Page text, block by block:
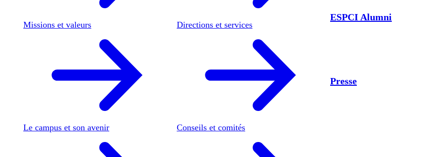
Missions et valeurs
Le campus et son avenir
Directions et services
Conseils et comités
ESPCI Alumni
Presse